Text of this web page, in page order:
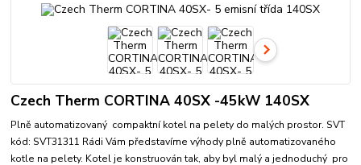
Czech Therm CORTINA 40SX -45kW 140SX
Plně automatizovaný compaktní kotel na pelety do malých prostor. SVT
kód: SVT31311 Rádi Vám představíme výhody plně automatizovaného
kotle na pelety. Kotel je konstruován tak, aby byl malý a jednoduchý pro